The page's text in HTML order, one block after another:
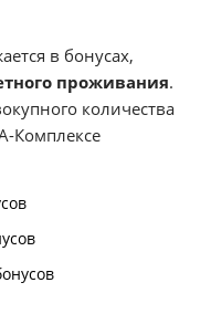
в бонусах,
проживания.
количества
Комплексе